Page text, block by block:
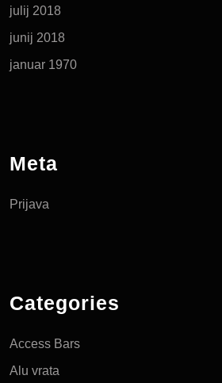
julij 2018
junij 2018
januar 1970
Meta
Prijava
Categories
Access Bars
Alu vrata